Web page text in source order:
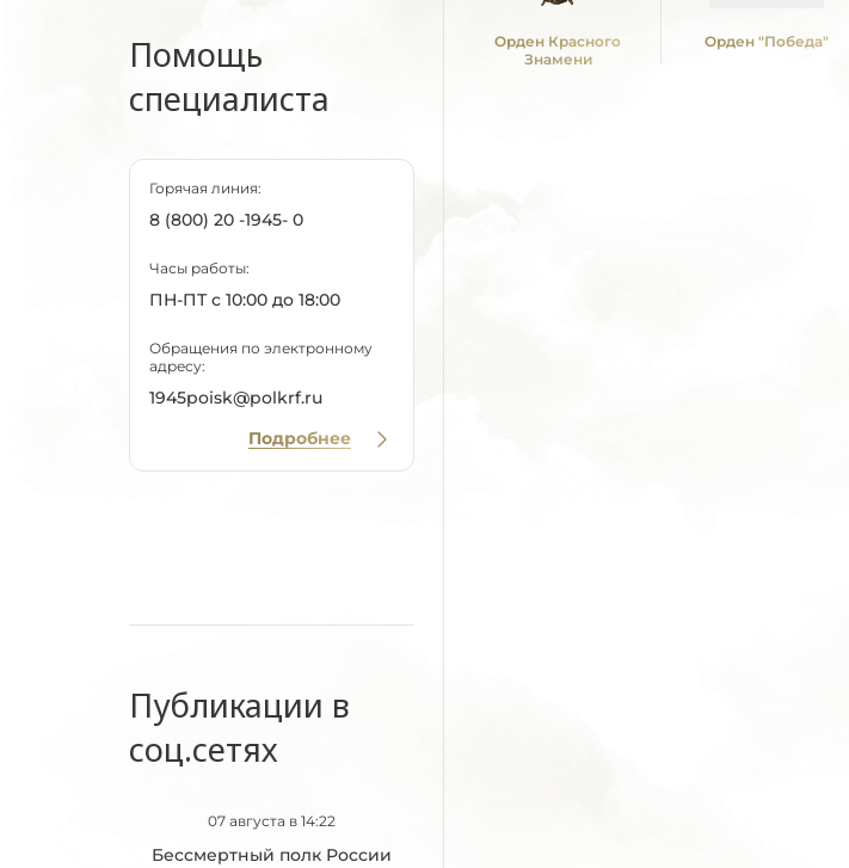
Помощь
специалиста
Горячая линия:
8 (800) 20 -1945- 0
Часы работы:
ПН-ПТ с 10:00 до 18:00
Обращения по электронному
адресу:
1945poisk@polkrf.ru
Подробнее
Публикации в
соц.сетях
07 августа в 14:22
Бессмертный полк России
Орден Красного
Знамени
Орден "Победа"